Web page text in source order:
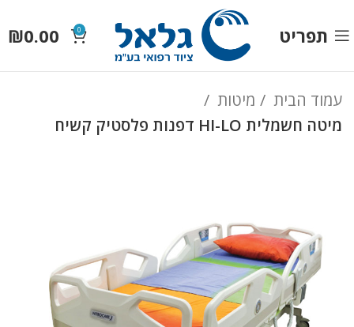
תפריט 0
₪0.00
עמוד הבית
מיטות
מיטה חשמלית HI-LO דפנות פלסטיק קשיח